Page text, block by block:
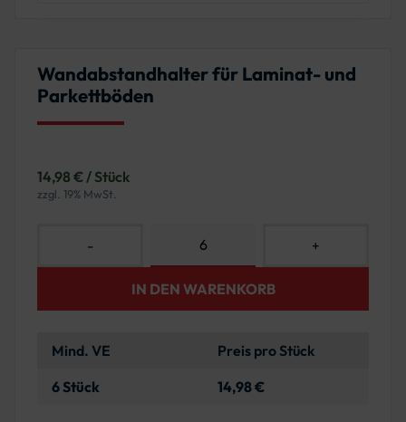
Wandabstandhalter für Laminat- und
Parkettböden
14,98 € / Stück
zzgl. 19% MwSt.
- +
IN DEN WARENKORB
Mind. VE
Preis pro Stück
6 Stück
14,98 €